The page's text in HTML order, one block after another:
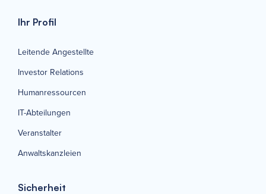
Ihr Profil
Leitende Angestellte
Investor Relations
Humanressourcen
IT-Abteilungen
Veranstalter
Anwaltskanzleien
Sicherheit